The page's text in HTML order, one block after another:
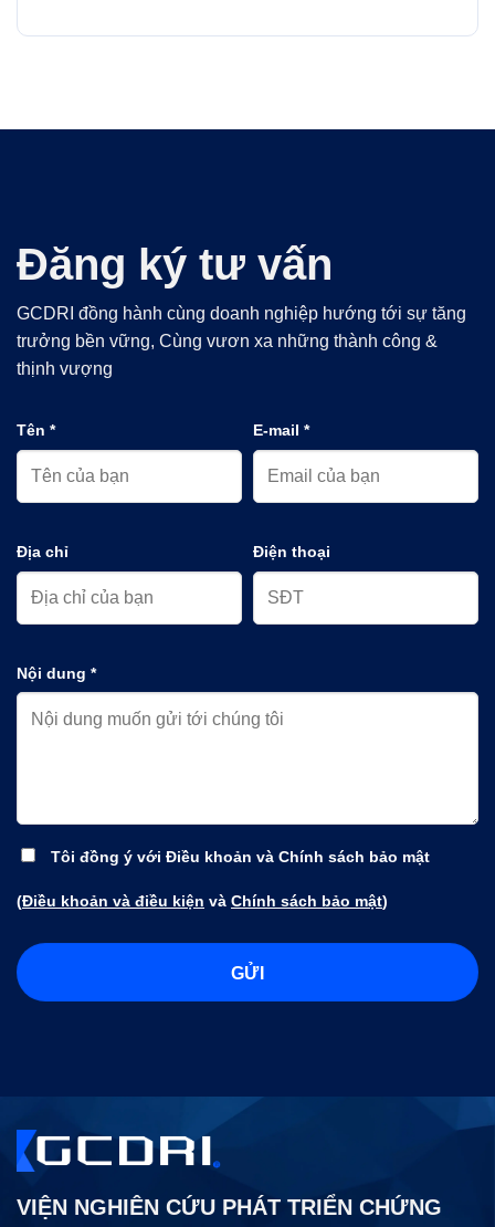
Đăng ký tư vấn
GCDRI đồng hành cùng doanh nghiệp hướng tới sự tăng
trưởng bền vững, Cùng vươn xa những thành công &
thịnh vượng
Tên * E-mail *
Địa chỉ Điện thoại
Nội dung *
Tôi đồng ý với Điều khoản và Chính sách bảo mật
(Điều khoản và điều kiện và Chính sách bảo mật)
VIỆN NGHIÊN CỨU PHÁT TRIỂN CHỨNG